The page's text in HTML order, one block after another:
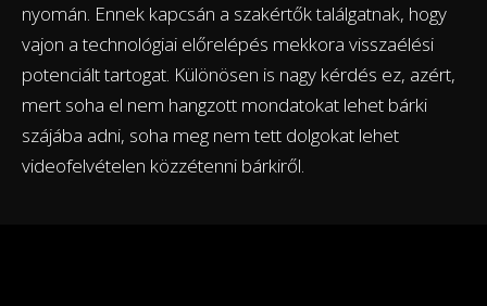
nyomán. Ennek kapcsán a szakértők találgatnak, hogy
vajon a technológiai előrelépés mekkora visszaélési
potenciált tartogat. Különösen is nagy kérdés ez, azért,
mert soha el nem hangzott mondatokat lehet bárki
szájába adni, soha meg nem tett dolgokat lehet
videofelvételen közzétenni bárkiről.